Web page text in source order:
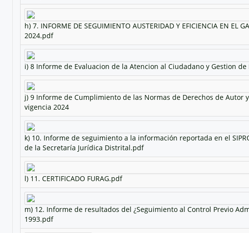
h) 7. INFORME DE SEGUIMIENTO AUSTERIDAD Y EFICIENCIA EN EL
2024.pdf
i) 8 Informe de Evaluacion de la Atencion al Ciudadano y Gestion de
j) 9 Informe de Cumplimiento de las Normas de Derechos de Autor
vigencia 2024
k) 10. Informe de seguimiento a la información reportada en el
de la Secretaría Jurídica Distrital.pdf
l) 11. CERTIFICADO FURAG.pdf
m) 12. Informe de resultados del ¿Seguimiento al Control Previo
1993.pdf